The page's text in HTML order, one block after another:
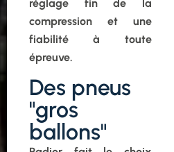
réglage fin de la
compression et une
fiabilité à toute
épreuve.
Des pneus
"gros
ballons"